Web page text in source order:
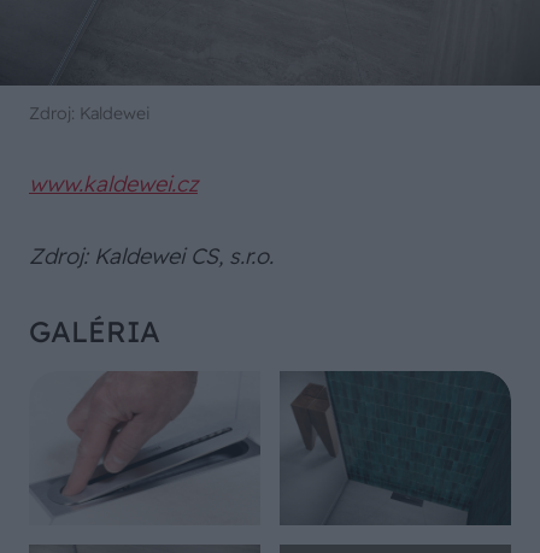
Zdroj: Kaldewei
www.kaldewei.cz
Zdroj: Kaldewei CS, s.r.o.
GALÉRIA